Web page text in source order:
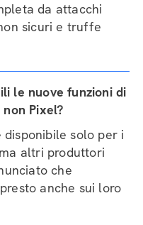
da attacchi
sicuri e truffe
le nuove funzioni di
Pixel?
solo per i
altri produttori
che
anche sui loro